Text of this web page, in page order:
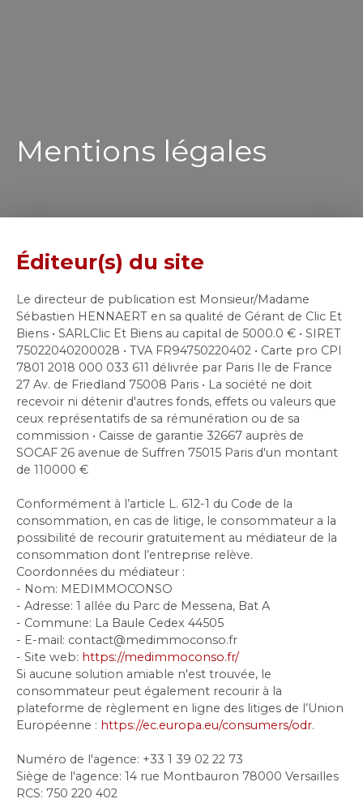
Mentions légales
Éditeur(s) du site
Le directeur de publication est Monsieur/Madame
Sébastien HENNAERT en sa qualité de Gérant de Clic Et
Biens • SARLClic Et Biens au capital de 5000.0 € • SIRET
75022040200028 • TVA FR94750220402 • Carte pro CPI
7801 2018 000 033 611 délivrée par Paris Ile de France
27 Av. de Friedland 75008 Paris • La société ne doit
recevoir ni détenir d'autres fonds, effets ou valeurs que
ceux représentatifs de sa rémunération ou de sa
commission • Caisse de garantie 32667 auprès de
SOCAF 26 avenue de Suffren 75015 Paris d'un montant
de 110000 €
Conformément à l’article L. 612-1 du Code de la
consommation, en cas de litige, le consommateur a la
possibilité de recourir gratuitement au médiateur de la
consommation dont l’entreprise relève.
Coordonnées du médiateur :
- Nom: MEDIMMOCONSO
- Adresse: 1 allée du Parc de Messena, Bat A
- Commune: La Baule Cedex 44505
- E-mail: contact@medimmoconso.fr
- Site web: https://medimmoconso.fr/
Si aucune solution amiable n'est trouvée, le
consommateur peut également recourir à la
plateforme de règlement en ligne des litiges de l’Union
Européenne : https://ec.europa.eu/consumers/odr.
Numéro de l'agence: +33 1 39 02 22 73
Siège de l'agence: 14 rue Montbauron 78000 Versailles
RCS: 750 220 402